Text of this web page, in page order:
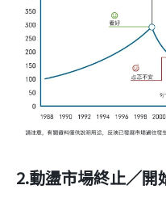
2.動盪市場終止／開